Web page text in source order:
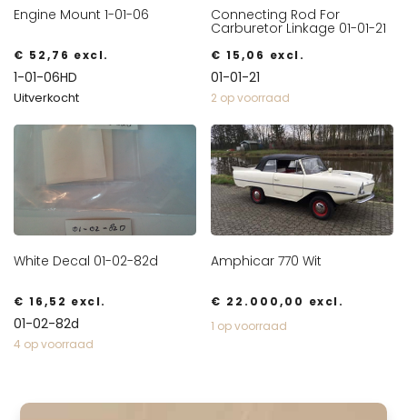
Engine Mount 1-01-06
€ 52,76 excl.
1-01-06HD
Uitverkocht
Connecting Rod For
Carburetor Linkage 01-01-21
€ 15,06 excl.
01-01-21
2 op voorraad
White Decal 01-02-82d
€ 16,52 excl.
01-02-82d
4 op voorraad
Amphicar 770 Wit
€ 22.000,00 excl.
1 op voorraad